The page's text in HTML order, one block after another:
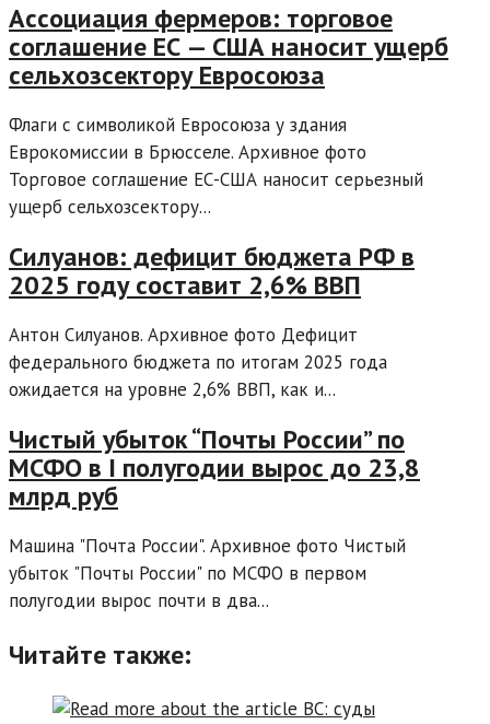
Ассоциация фермеров: торговое
соглашение ЕС — США наносит ущерб
сельхозсектору Евросоюза
Флаги с символикой Евросоюза у здания
Еврокомиссии в Брюсселе. Архивное фото
Торговое соглашение ЕС-США наносит серьезный
ущерб сельхозсектору...
Силуанов: дефицит бюджета РФ в
2025 году составит 2,6% ВВП
Антон Силуанов. Архивное фото Дефицит
федерального бюджета по итогам 2025 года
ожидается на уровне 2,6% ВВП, как и...
Чистый убыток “Почты России” по
МСФО в I полугодии вырос до 23,8
млрд руб
Машина "Почта России". Архивное фото Чистый
убыток "Почты России" по МСФО в первом
полугодии вырос почти в два...
Читайте также: